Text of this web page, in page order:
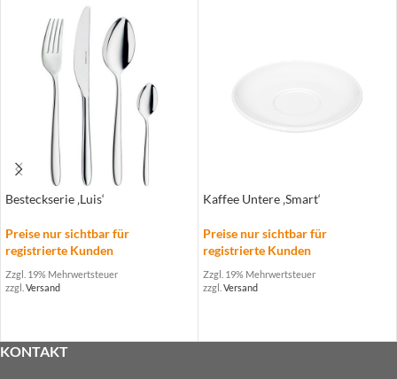
Besteckserie ‚Luis‘
Preise nur sichtbar für
registrierte Kunden
Zzgl. 19% Mehrwertsteuer
zzgl. Versand
Kaffee Untere ‚Smart‘
Preise nur sichtbar für
registrierte Kunden
Zzgl. 19% Mehrwertsteuer
zzgl. Versand
KONTAKT